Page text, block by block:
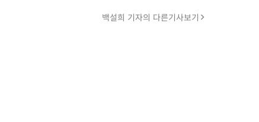
백설희 기자의 다른기사보기